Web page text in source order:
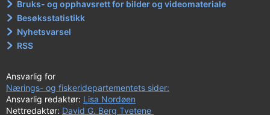
Bruks- og opphavsrett for bilder og videomateriale
Besøksstatistikk
Nyhetsvarsel
RSS
Ansvarlig for
Nærings- og fiskeridepartementets sider:
Ansvarlig redaktør: Lisa Nordøen
Nettredaktør: David G. Berg Tvetene